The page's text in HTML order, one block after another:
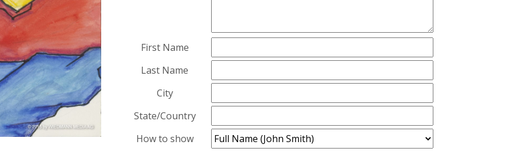
First Name
Last Name
City
State/Country
How to show